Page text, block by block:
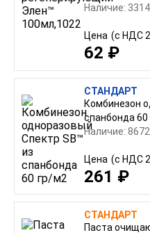
Наличие:
Цена (с НДС
62 ₽
СТАНДАРТ
Комбинезон
спанбонда
Наличие: 8672
Цена (с НДС
261 ₽
СТАНДАРТ
Паста